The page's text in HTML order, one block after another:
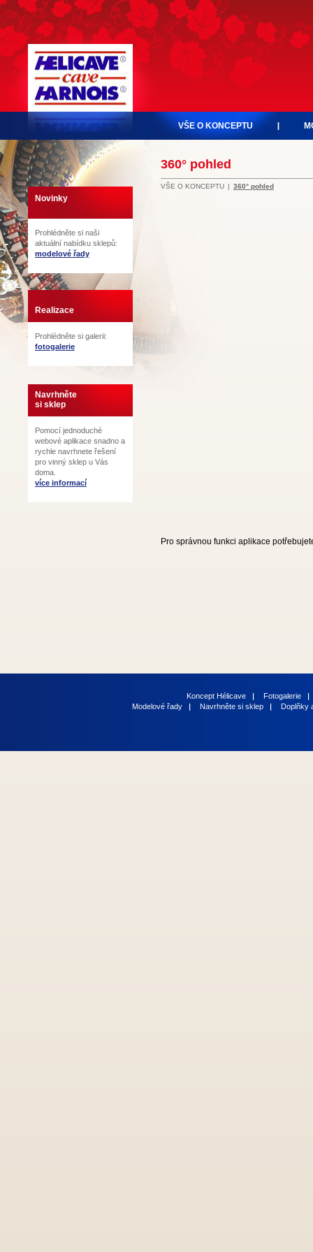
VŠE O KONCEPTU
Novinky
Prohlédněte si naši
aktuální nabídku sklepů:
modelové řady
Realizace
Prohlédněte si galerii:
fotogalerie
Navrhněte
si sklep
Pomocí jednoduché
webové aplikace snadno a
rychle navrhnete řešení
pro vinný sklep u Vás
doma.
více informací
360° pohled
VŠE O KONCEPTU 360° pohled
Pro správnou funkci aplikace
Koncept Hélicave
Fotogalerie
Modelové řady
Navrhněte si sklep Doplňky